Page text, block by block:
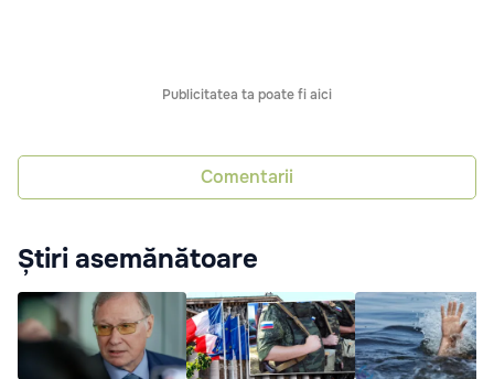
Publicitatea ta poate fi aici
Comentarii
Știri asemănătoare